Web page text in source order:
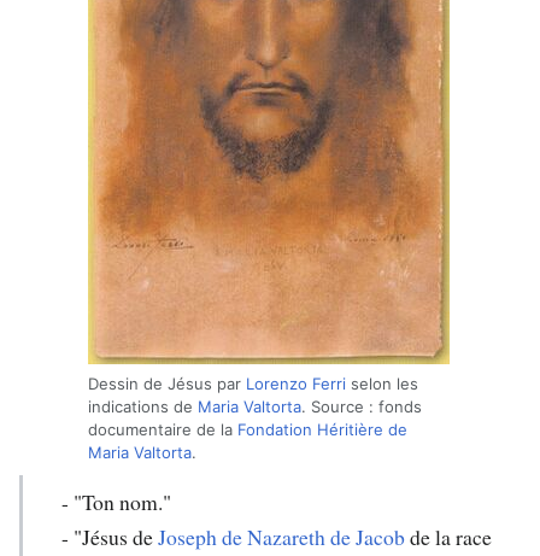
Dessin de Jésus par Lorenzo Ferri selon les
indications de Maria Valtorta. Source : fonds
documentaire de la Fondation Héritière de
Maria Valtorta.
- "Ton nom."
- "Jésus deJoseph de Nazareth de Jacobde la race